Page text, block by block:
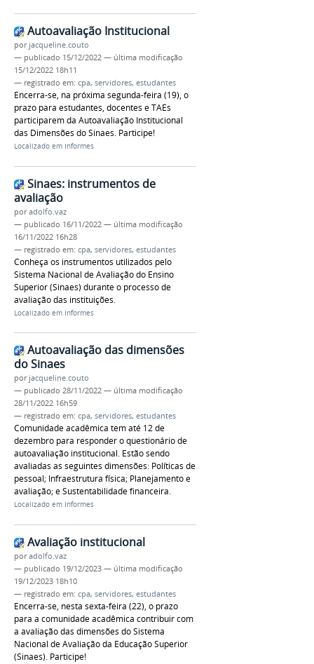
Autoavaliação Institucional
por jacqueline.couto
— publicado 15/12/2022 — última modificação
15/12/2022 18h11
— registrado em: cpa, servidores, estudantes
Encerra-se, na próxima segunda-feira (19), o
prazo para estudantes, docentes e TAEs
participarem da Autoavaliação Institucional
das Dimensões do Sinaes. Participe!
Localizado em Informes
Sinaes: instrumentos de
avaliação
poradolfo.vaz
— publicado 16/11/2022 — última modificação
16/11/2022 16h28
— registrado em: cpa, servidores, estudantes
Conheça os instrumentos utilizados pelo
Sistema Nacional de Avaliação do Ensino
Superior (Sinaes) durante o processo de
avaliação das instituições.
Localizado em Informes
Autoavaliação das dimensões
do Sinaes
por jacqueline.couto
— publicado 28/11/2022 — última modificação
28/11/2022 16h59
— registrado em: cpa, servidores, estudantes
Comunidade acadêmica tem até 12 de
dezembro para responder o questionário de
autoavaliação institucional. Estão sendo
avaliadas as seguintes dimensões: Políticas de
pessoal; Infraestrutura física; Planejamento e
avaliação; e Sustentabilidade financeira.
Localizado em Informes
Avaliação institucional
poradolfo.vaz
— publicado 19/12/2023 — última modificação
19/12/2023 18h10
— registrado em: cpa, servidores, estudantes
Encerra-se, nesta sexta-feira (22), o prazo
para a comunidade acadêmica contribuir com
a avaliação das dimensões do Sistema
Nacional de Avaliação da Educação Superior
(Sinaes). Participe!